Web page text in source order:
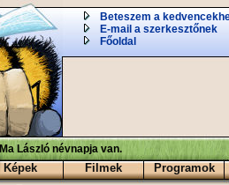
Beteszem a
E-mail a szerkesztőnek
Főoldal
Ma László névnapja van.
Képek Filmek Programok